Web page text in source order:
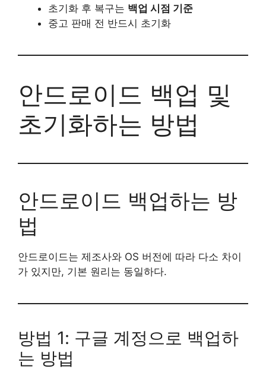
초기화 후 복구는 백업 시점 기준
중고 판매 전 반드시 초기화
안드로이드 백업 및
초기화하는 방법
안드로이드 백업하는 방
법
안드로이드는 제조사와 OS 버전에 따라 다소 차이
가 있지만, 기본 원리는 동일하다.
방법 1: 구글 계정으로 백업하
는 방법